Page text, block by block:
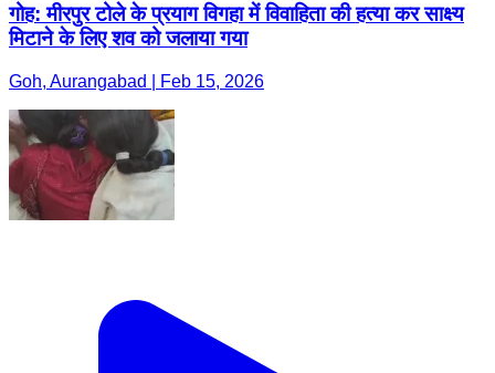
गोह: मीरपुर टोले के प्रयाग विगहा में विवाहिता की हत्या कर साक्ष्य
मिटाने के लिए शव को जलाया गया
Goh, Aurangabad | Feb 15, 2026